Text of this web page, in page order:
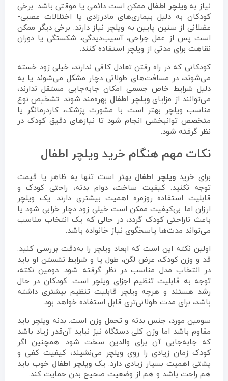
نیاز به ویلچر اطفال ممکن است دائمی یا موقتی باشد. برخی
کودکان به دلیل بیماری‌های مادرزادی یا اختلالات عصبی-
عضلانی از سنین پایین به ویلچر نیاز دارند. برخی دیگر ممکن
است پس از عمل جراحی، آسیب‌دیدگی، شکستگی یا دوران
نقاهت برای مدتی از ویلچر استفاده کنند.
کودکانی که در راه رفتن تعادل کافی ندارند، خیلی زود خسته
می‌شوند، در مسافت‌های طولانی دچار مشکل می‌شوند یا به
دلیل شرایط خاص جسمی امکان جابه‌جایی مستقل ندارند،
می‌توانند از مزایایویلچر اطفال بهره‌مند شوند. تشخیص نوع
مناسب ویلچر بهتر است با مشورت پزشک، کاردرمانگر یا
متخصص توانبخشی انجام شود تا نیازهای دقیق کودک در
نظر گرفته شود.
نکات مهم هنگام خرید ویلچر اطفال
برای خریدویلچر اطفال بهتر است تنها به ظاهر یا قیمت
توجه نکنید. کیفیت ساخت، دوام بدنه، راحتی کودک و
قابلیت استفاده روزمره اهمیت بیشتری دارند. یک ویلچر
ارزان اما بی‌کیفیت ممکن است خیلی زود دچار خرابی شود یا
باعث ناراحتی کودک گردد، در حالی که یک انتخاب مناسب
می‌تواند مدت‌ها پاسخگوی نیاز خانواده باشد.
اولین نکته این است که ابعاد ویلچر را به‌دقت بررسی کنید.
قد و وزن کودک، عرض لگن، طول پا و شرایط نشستن او باید
در انتخاب مدل مناسب در نظر گرفته شود. دومین نکته،
توجه به قابلیت تنظیم اجزای ویلچر است. کودکان در حال
رشد هستند و هرچه ویلچر قابلیت تنظیم بیشتری داشته
باشد، برای مدت طولانی‌تری قابل استفاده خواهد بود.
سومین مورد، جنس بدنه و تحمل وزن است. بدنه ویلچر باید
مقاوم باشد اما وزن کلی دستگاه نیز نباید آن‌قدر زیاد باشد
که جابه‌جایی آن برای والدین سخت شود. همچنین اگر
کودک زمان زیادی را روی ویلچر می‌نشیند، کیفیت کفی و
پشتی اهمیت بسیار زیادی دارد. یک ویلچر اطفال خوب باید
هم راحت باشد و هم از وضعیت صحیح بدن حمایت کند.